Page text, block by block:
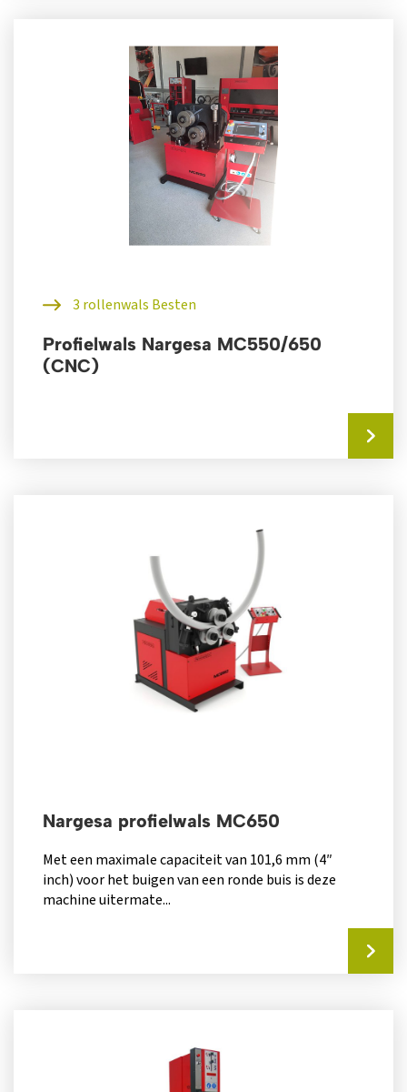
3 rollenwals Besten
Profielwals Nargesa MC550/650
(CNC)
Nargesa profielwals MC650
Met een maximale capaciteit van 101,6 mm (4″
inch) voor het buigen van een ronde buis is deze
machine uitermate...